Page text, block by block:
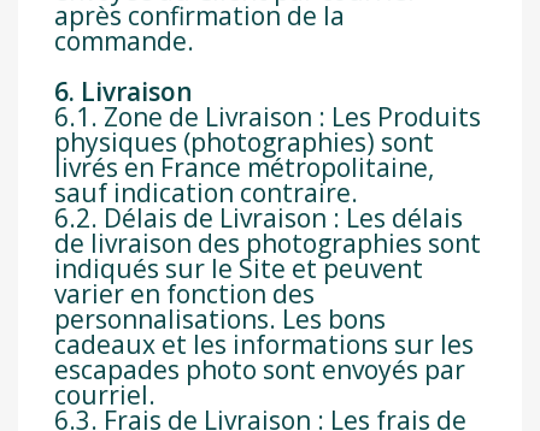
après confirmation de la
commande.
6. Livraison
6.1. Zone de Livraison : Les Produits
physiques (photographies) sont
livrés en France métropolitaine,
sauf indication contraire.
6.2. Délais de Livraison : Les délais
de livraison des photographies sont
indiqués sur le Site et peuvent
varier en fonction des
personnalisations. Les bons
cadeaux et les informations sur les
escapades photo sont envoyés par
courriel.
6.3. Frais de Livraison : Les frais de